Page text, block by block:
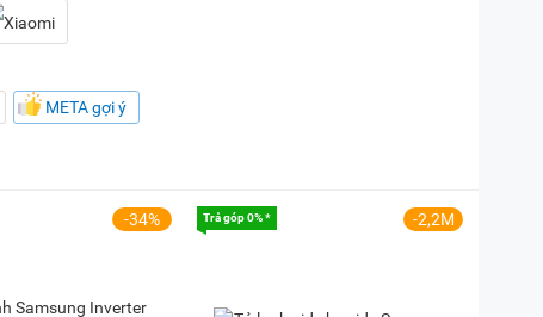
META gợi ý
-34% Trả góp 0% * -2,2M